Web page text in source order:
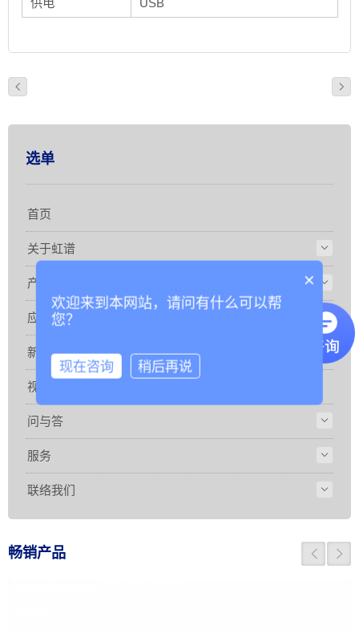
选单
首页
关于虹谱
产品
应用
新闻
视频
问与答
服务
联络我们
畅销产品
×
欢迎来到本网站，请问有什么可以帮
您？
现在咨询 稍后再说